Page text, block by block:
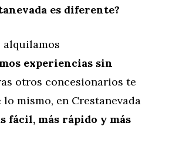
es diferente?
alquilamos
experiencias sin
otros concesionarios te
lo mismo, en Crestanevada
fácil, más rápido y más